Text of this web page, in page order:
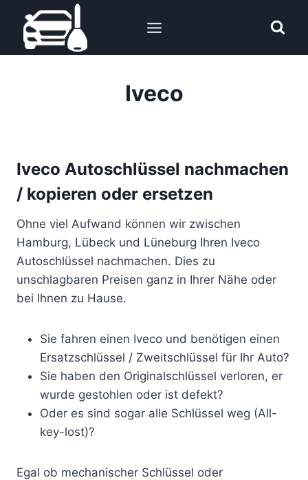
Inhalt
springen
Iveco
Iveco Autoschlüssel nachmachen
/ kopieren oder ersetzen
Ohne viel Aufwand können wir zwischen
Hamburg, Lübeck und Lüneburg Ihren Iveco
Autoschlüssel nachmachen. Dies zu
unschlagbaren Preisen ganz in Ihrer Nähe oder
bei Ihnen zu Hause.
Sie fahren einen Iveco und benötigen einen
Ersatzschlüssel / Zweitschlüssel für Ihr Auto?
Sie haben den Originalschlüssel verloren, er
wurde gestohlen oder ist defekt?
Oder es sind sogar alle Schlüssel weg (All-
key-lost)?
Egal ob mechanischer Schlüssel oder